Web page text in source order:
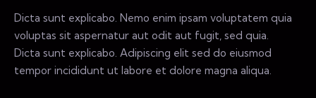
Dicta sunt explicabo. Nemo enim ipsam voluptatem quia
voluptas sit aspernatur aut odit aut fugit, sed quia.
Dicta sunt explicabo. Adipiscing elit sed do eiusmod
tempor incididunt ut labore et dolore magna aliqua.